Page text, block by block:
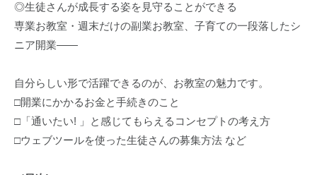
◎生徒さんが成長する姿を見守ることができる
専業お教室・週末だけの副業お教室、子育ての一段落したシ
ニア開業――
自分らしい形で活躍できるのが、お教室の魅力です。
□開業にかかるお金と手続きのこと
□「通いたい! 」と感じてもらえるコンセプトの考え方
□ウェブツールを使った生徒さんの募集方法 など